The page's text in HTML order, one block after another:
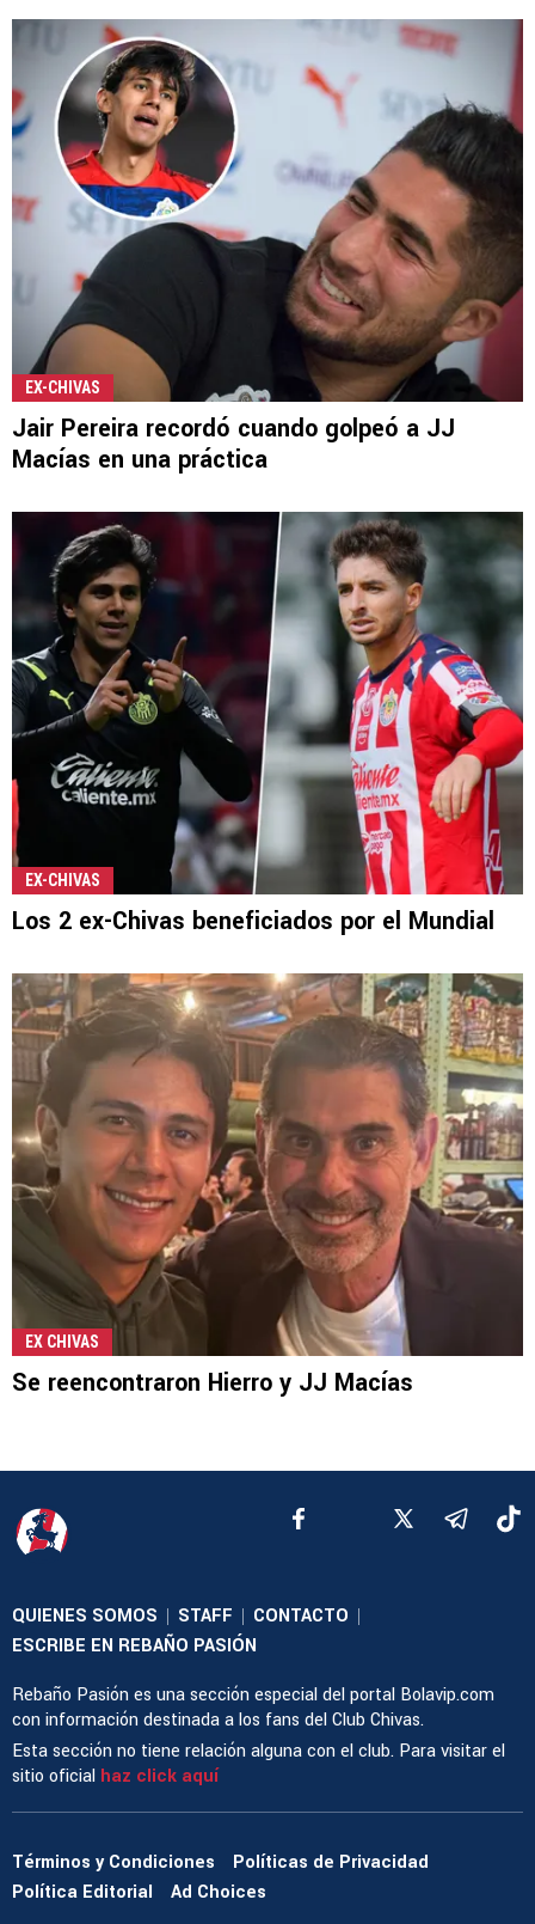
EX-CHIVAS
Jair Pereira recordó cuando golpeó a JJ
Macías en una práctica
EX-CHIVAS
Los 2 ex-Chivas beneficiados por el Mundial
EX CHIVAS
Se reencontraron Hierro y JJ Macías
QUIENES SOMOS | STAFF | CONTACTO |
ESCRIBE EN REBAÑO PASIÓN
Rebaño Pasión es una sección especial del portal Bolavip.com
con información destinada a los fans del Club Chivas.
Esta sección no tiene relación alguna con el club. Para visitar el
sitio oficial haz click aquí
Términos y Condiciones
Políticas de Privacidad
Política Editorial
Ad Choices